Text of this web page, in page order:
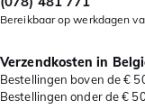
Bereikbaar op werkdagen
Verzendkosten in
Bestellingen boven de €
Bestellingen onder de €